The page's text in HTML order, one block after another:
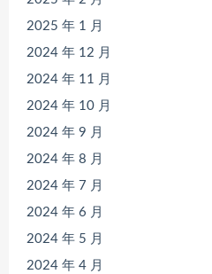
2025 年 1 月
2024 年 12 月
2024 年 11 月
2024 年 10 月
2024 年 9 月
2024 年 8 月
2024 年 7 月
2024 年 6 月
2024 年 5 月
2024 年 4 月